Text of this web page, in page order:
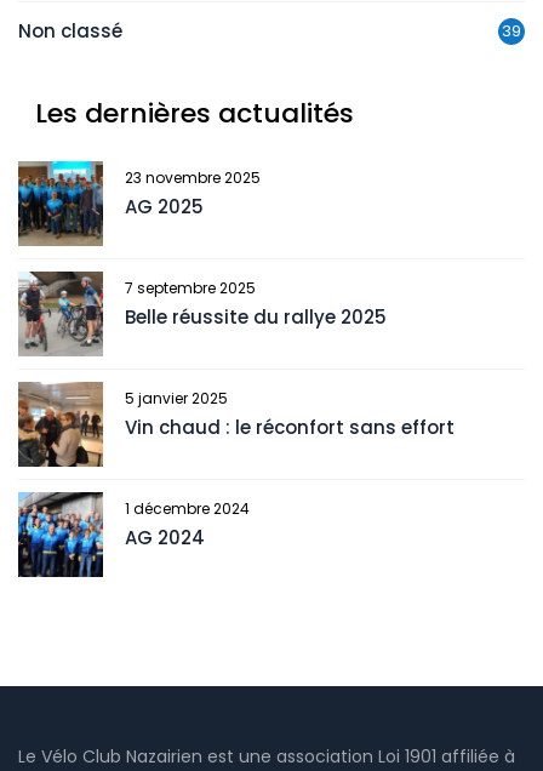
Non classé 39
Les dernières actualités
23 novembre 2025
AG 2025
7 septembre 2025
Belle réussite du rallye 2025
5 janvier 2025
Vin chaud : le réconfort sans effort
1 décembre 2024
AG 2024
Le Vélo Club Nazairien est une association Loi 1901 affiliée à